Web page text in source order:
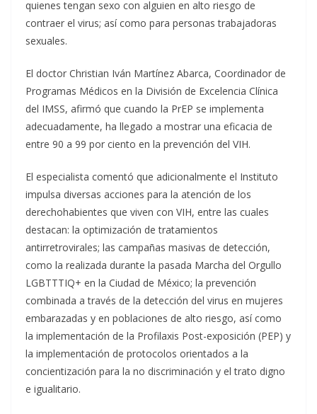
quienes tengan sexo con alguien en alto riesgo de
contraer el virus; así como para personas trabajadoras
sexuales.
El doctor Christian Iván Martínez Abarca, Coordinador de
Programas Médicos en la División de Excelencia Clínica
del IMSS, afirmó que cuando la PrEP se implementa
adecuadamente, ha llegado a mostrar una eficacia de
entre 90 a 99 por ciento en la prevención del VIH.
El especialista comentó que adicionalmente el Instituto
impulsa diversas acciones para la atención de los
derechohabientes que viven con VIH, entre las cuales
destacan: la optimización de tratamientos
antirretrovirales; las campañas masivas de detección,
como la realizada durante la pasada Marcha del Orgullo
LGBTTTIQ+ en la Ciudad de México; la prevención
combinada a través de la detección del virus en mujeres
embarazadas y en poblaciones de alto riesgo, así como
la implementación de la Profilaxis Post-exposición (PEP) y
la implementación de protocolos orientados a la
concientización para la no discriminación y el trato digno
e igualitario.